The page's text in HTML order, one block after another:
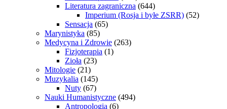
Literatura zagraniczna (644)
Imperium (Rosja i byłe ZSRR) (52)
Sensacja (65)
Marynistyka (85)
Medycyna i Zdrowie (263)
Fizjoterapia (1)
Zioła (23)
Mitologie (21)
Muzykalia (145)
Nuty (67)
Nauki Humanistyczne (494)
Antropologia (6)